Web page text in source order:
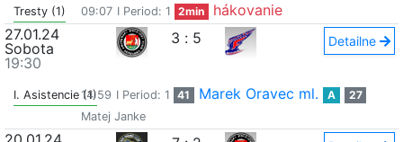
Tresty (1) 09:07 I Period: 1 2min
hákovanie
27.01.24
Sobota
19:30
3 : 5 Detailne
I. Asistencie (1)14:59 I Period: 1 41 Marek Oravec ml. A
27
Matej Janke